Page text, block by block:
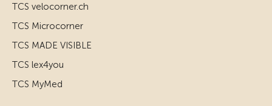
TCS velocorner.ch
TCS Microcorner
TCS MADE VISIBLE
TCS lex4you
TCS MyMed